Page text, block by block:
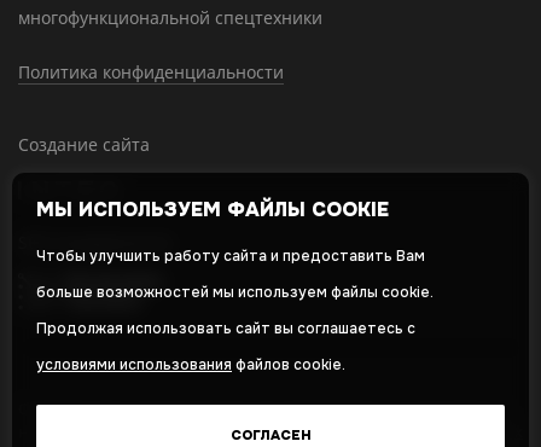
многофункциональной спецтехники
Политика конфиденциальности
Создание сайта
Оставляя свои личные данные, вы принимаете и соглашаетесь с
политикой в отношении обработки персональных данных
МЫ ИСПОЛЬЗУЕМ ФАЙЛЫ COOKIE
Чтобы улучшить работу сайта и предоставить Вам
больше возможностей мы используем файлы cookie.
Продолжая использовать сайт вы соглашаетесь с
условиями использования файлов cookie.
СОГЛАСЕН